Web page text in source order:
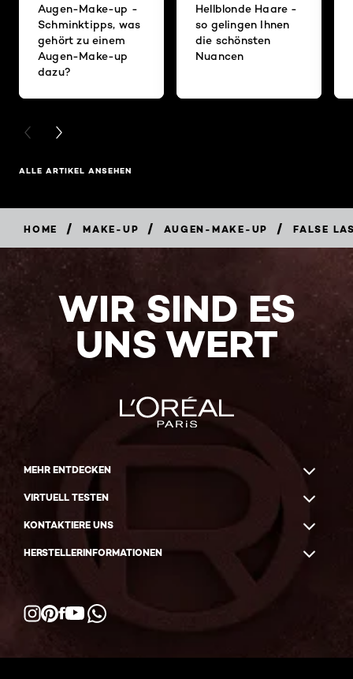
Augen-Make-up -
Schminktipps, was
gehört zu einem
Augen-Make-up
dazu?
Hellblonde Haare -
so gelingen Ihnen
die schönsten
Nuancen
PREVIOUS CARD
NEXT CARD
ALLE ARTIKEL ANSEHEN
HOME / MAKE-UP / AUGEN-MAKE-UP / FALSE
WIR SIND ES
UNS WERT
MEHR ENTDECKEN
VIRTUELL TESTEN
KONTAKTIERE UNS
HERSTELLERINFORMATIONEN
Facebook
YouTube